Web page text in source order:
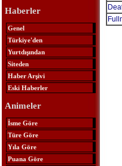
Haberler
Genel
Türkiye'den
Yurtdışından
Siteden
Haber Arşivi
Eski Haberler
Animeler
İsme Göre
Türe Göre
Yıla Göre
Puana Göre